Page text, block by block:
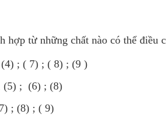
hợp từ những chất nào có thể
; ( 7) ; ( 8) ; (9 )
(5) ; (6) ; (8)
; (8) ; ( 9)